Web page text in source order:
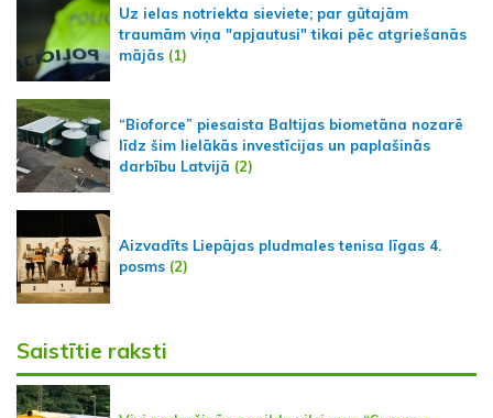
Uz ielas notriekta sieviete; par gūtajām
traumām viņa "apjautusi" tikai pēc atgriešanās
mājās (1)
“Bioforce” piesaista Baltijas biometāna nozarē
līdz šim lielākās investīcijas un paplašinās
darbību Latvijā (2)
Aizvadīts Liepājas pludmales tenisa līgas 4.
posms (2)
Saistītie raksti